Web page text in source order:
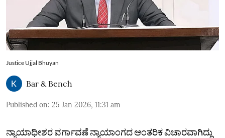
Justice Ujjal Bhuyan
Bar & Bench
Published on: 25 Jan 2026, 11:31 am
ನ್ಯಾಯಾಧೀಶರ ವರ್ಗಾವಣೆ ನ್ಯಾಯಾಂಗದ ಆಂತರಿಕ ವಿಚಾರವಾಗಿದ್ದು